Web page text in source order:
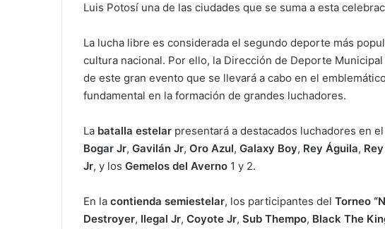
Luis Potosí una de las ciudades que se suma a esta
La lucha libre es considerada el segundo deporte más
cultura nacional. Por ello, la Dirección de Deporte
de este gran evento que se llevará a cabo en el
fundamental en la formación de grandes luchadores.
La batalla estelar presentará a destacados luchadores en el
Bogar Jr, Gavilán Jr, Oro Azul, Galaxy Boy, Rey Águila,
Jr, y los Gemelos del Averno 1 y 2.
En la contienda semiestelar, los participantes del Torneo
Destroyer, Ilegal Jr, Coyote Jr, Sub Thempo, Black The